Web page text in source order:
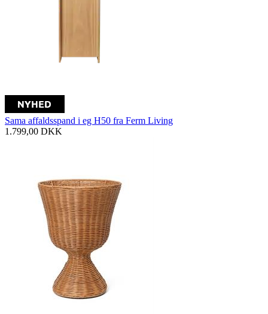
Sama affaldsspand i eg H50 fra Ferm Living
1.799,00 DKK